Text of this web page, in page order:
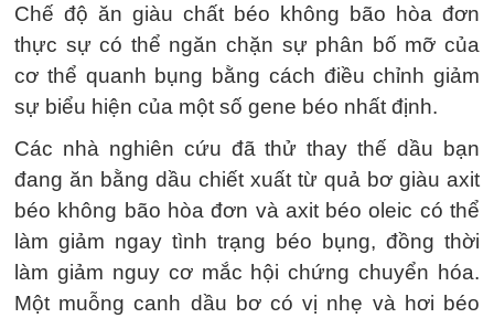
Chế độ ăn giàu chất béo không bão hòa đơn
thực sự có thể ngăn chặn sự phân bố mỡ của
cơ thể quanh bụng bằng cách điều chỉnh giảm
sự biểu hiện của một số gene béo nhất định.
Các nhà nghiên cứu đã thử thay thế dầu bạn
đang ăn bằng dầu chiết xuất từ quả bơ giàu axit
béo không bão hòa đơn và axit béo oleic có thể
làm giảm ngay tình trạng béo bụng, đồng thời
làm giảm nguy cơ mắc hội chứng chuyển hóa.
Một muỗng canh dầu bơ có vị nhẹ và hơi béo